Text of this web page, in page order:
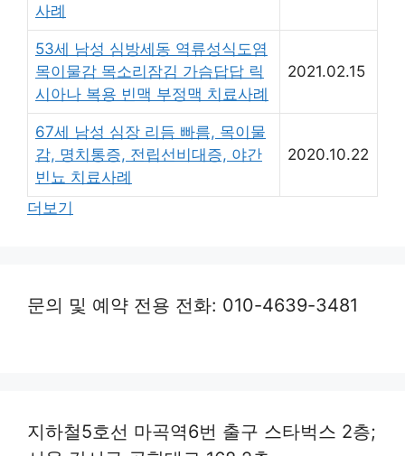
사례
53세 남성 심방세동 역류성식도염
목이물감 목소리잠김 가슴답답 릭
시아나 복용 빈맥 부정맥 치료사례
2021.02.15
67세 남성 심장 리듬 빠름, 목이물
감, 명치통증, 전립선비대증, 야간
빈뇨 치료사례
2020.10.22
더보기
문의 및 예약 전용 전화: 010-4639-3481
지하철5호선 마곡역6번 출구 스타벅스 2층;